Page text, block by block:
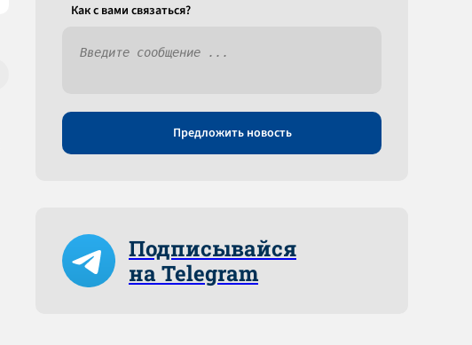
Как c вами связаться?
Предложить новость
Подписывайся
на Telegram